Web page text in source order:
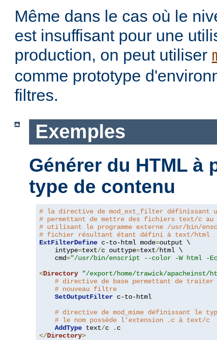
Même dans le cas où le
est insuffisant pour une
production, on peut utiliser
comme prototype
filtres.
Exemples
Générer du HTML à
type de contenu
# la directive de mod_ext_filter définissant
# permettant de mettre des fichiers text/c au
# utilisant le programme externe /usr/bin/
# fichier résultant étant défini à text/html
ExtFilterDefine c-to-html mode=output \
    intype
=text/c outtype=text/html \
    cmd
="/usr/bin/enscript --color -W html -
<Directory
"/export/home/trawick/apacheinst/
# directive de base permettant de
# nouveau filtre
SetOutputFilter c-to-html
# directive de mod_mime définissant le
# le nom possède l'extension .c à text/c
AddType text/c .
</Directory>